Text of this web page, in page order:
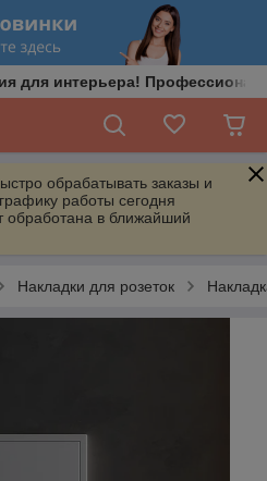
для интерьера!
обрабатывать заказы и
работы сегодня
обработана в ближайший
Накладки для розеток